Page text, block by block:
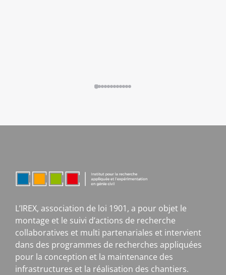
L’IREX, association de loi 1901, a pour objet le
montage et le suivi d’actions de recherche
collaboratives et multi partenariales et intervient
dans des programmes de recherches appliquées
pour la conception et la maintenance des
infrastructures et la réalisation des chantiers.